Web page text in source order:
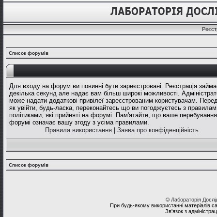
Список форумів
Для входу на форум ви повинні бути зареєстровані. Реєстрація
декілька секунд але надає вам більш широкі можливості.
може надати додаткові привілеї зареєстрованим користувачам.
як увійти, будь-ласка, переконайтесь що ви погоджуєтесь з
політиками, які прийняті на форумі. Пам'ятайте, що ваше
форумі означає вашу згоду з усіма правилами.
Правила використання
Заява про конфіденційність
Список форумів
© Лабораторія
При будь-якому використанні матеріалів
Зв'язок з